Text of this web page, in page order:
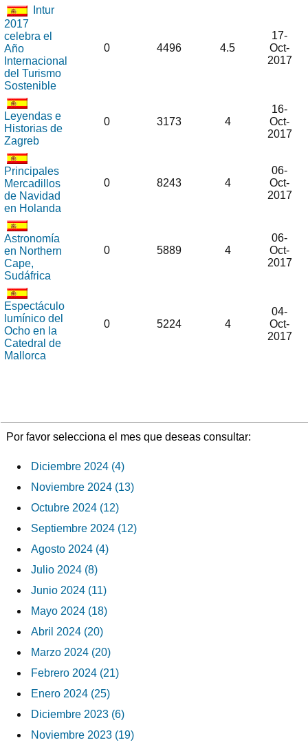
Intur
2017
celebra el
Año
Internacional
del Turismo
Sostenible
0 4496 4.5
17-
Oct-
2017
Leyendas e
Historias de
Zagreb
0 3173 4
16-
Oct-
2017
Principales
Mercadillos
de Navidad
en Holanda
0 8243 4
06-
Oct-
2017
Astronomía
en Northern
Cape,
Sudáfrica
0 5889 4
06-
Oct-
2017
Espectáculo
lumínico del
Ocho en la
Catedral de
Mallorca
0 5224 4
04-
Oct-
2017
Por favor selecciona el mes que deseas consultar:
Diciembre 2024 (4)
Noviembre 2024 (13)
Octubre 2024 (12)
Septiembre 2024 (12)
Agosto 2024 (4)
Julio 2024 (8)
Junio 2024 (11)
Mayo 2024 (18)
Abril 2024 (20)
Marzo 2024 (20)
Febrero 2024 (21)
Enero 2024 (25)
Diciembre 2023 (6)
Noviembre 2023 (19)